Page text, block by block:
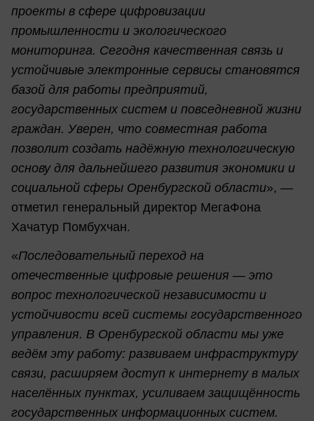
проекты в сфере цифровизации
промышленности и экологического
мониторинга. Сегодня качественная связь и
устойчивые электронные сервисы становятся
базой для работы предприятий,
государственных систем и повседневной жизни
граждан. Уверен, что совместная работа
позволит создать надёжную технологическую
основу для дальнейшего развития экономики и
социальной сферы Оренбургской области», —
отметил генеральный директор МегаФона
Хачатур Помбухчан.
«Последовательный переход на
отечественные цифровые решения — это
вопрос технологической независимости и
устойчивости всей системы государственного
управления. В Оренбургской области мы уже
ведём эту работу: развиваем инфраструктуру
связи, расширяем доступ к интернету в малых
населённых пунктах, усиливаем защищённость
государственных информационных систем.